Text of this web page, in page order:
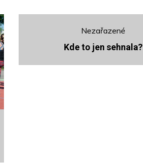
Nezařazené
Kde to jen sehnala?